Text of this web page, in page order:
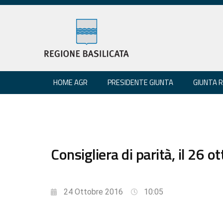
HOME AGR PRESIDENTE GIUNTA GIUNTA
Consigliera di parità, il 26
24 Ottobre 2016 10:05